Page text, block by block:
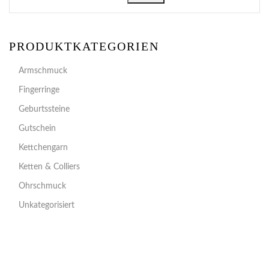
PRODUKTKATEGORIEN
Armschmuck
Fingerringe
Geburtssteine
Gutschein
Kettchengarn
Ketten & Colliers
Ohrschmuck
Unkategorisiert